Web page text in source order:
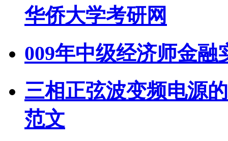
华侨大学考研网
009年中级经济师金融
三相正弦波变频电源
范文